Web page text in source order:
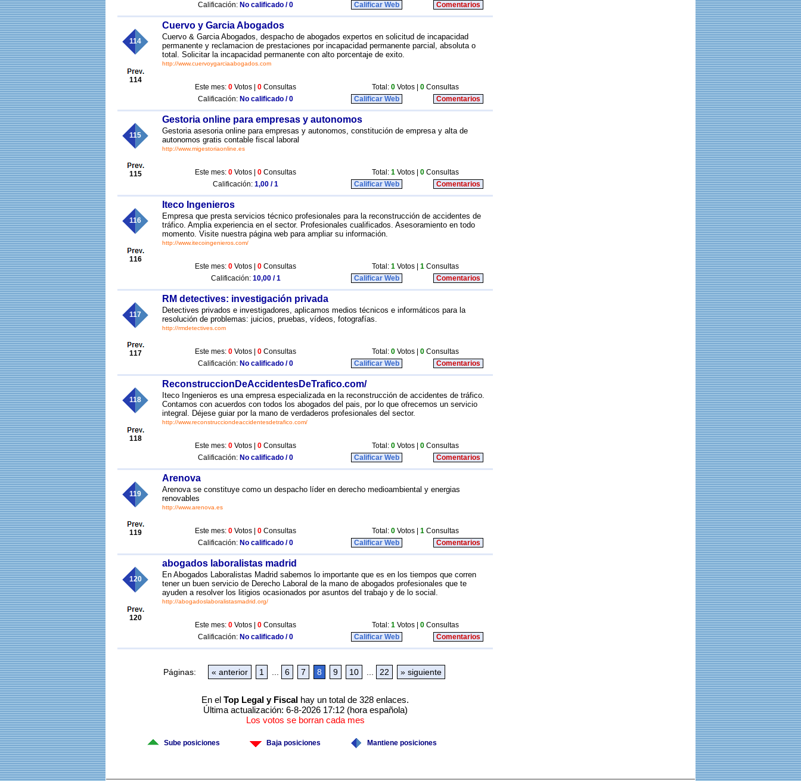
Calificación: No calificado / 0 Calificar Web Comentarios
114
114
Cuervo y Garcia Abogados
Cuervo & Garcia Abogados, despacho de abogados expertos en solicitud de incapacidad
permanente y reclamacion de prestaciones por incapacidad permanente parcial, absoluta o
total. Solicitar la incapacidad permanente con alto porcentaje de exito.
http://www.cuervoygarciaabogados.com
Este mes: 0 Votos | 0 Consultas Total: 0 Votos | 0 Consultas
Calificación: No calificado / 0 Calificar Web Comentarios
115
115
Gestoria online para empresas y autonomos
Gestoria asesoria online para empresas y autonomos, constitución de empresa y alta de
autonomos gratis contable fiscal laboral
http://www.migestoriaonline.es
Este mes: 0 Votos | 0 Consultas Total: 1 Votos | 0 Consultas
Calificación: 1,00 / 1 Calificar Web Comentarios
116
116
Iteco Ingenieros
Empresa que presta servicios técnico profesionales para la reconstrucción de accidentes de
tráfico. Amplia experiencia en el sector. Profesionales cualificados. Asesoramiento en todo
momento. Visite nuestra página web para ampliar su información.
http://www.itecoingenieros.com/
Este mes: 0 Votos | 0 Consultas Total: 1 Votos | 1 Consultas
Calificación: 10,00 / 1 Calificar Web Comentarios
117
117
RM detectives: investigación privada
Detectives privados e investigadores, aplicamos medios técnicos e informáticos para la
resolución de problemas: juicios, pruebas, vídeos, fotografías.
http://rmdetectives.com
Este mes: 0 Votos | 0 Consultas Total: 0 Votos | 0 Consultas
Calificación: No calificado / 0 Calificar Web Comentarios
118
118
ReconstruccionDeAccidentesDeTrafico.com/
Iteco Ingenieros es una empresa especializada en la reconstrucción de accidentes de tráfico.
Contamos con acuerdos con todos los abogados del pais, por lo que ofrecemos un servicio
integral. Déjese guiar por la mano de verdaderos profesionales del sector.
http://www.reconstrucciondeaccidentesdetrafico.com/
Este mes: 0 Votos | 0 Consultas Total: 0 Votos | 0 Consultas
Calificación: No calificado / 0 Calificar Web Comentarios
119
119
Arenova
Arenova se constituye como un despacho líder en derecho medioambiental y energias
renovables
http://www.arenova.es
Este mes: 0 Votos | 0 Consultas Total: 0 Votos | 1 Consultas
Calificación: No calificado / 0 Calificar Web Comentarios
120
120
abogados laboralistas madrid
En Abogados Laboralistas Madrid sabemos lo importante que es en los tiempos que corren
tener un buen servicio de Derecho Laboral de la mano de abogados profesionales que te
ayuden a resolver los litigios ocasionados por asuntos del trabajo y de lo social.
http://abogadoslaboralistasmadrid.org/
Este mes: 0 Votos | 0 Consultas Total: 1 Votos | 0 Consultas
Calificación: No calificado / 0 Calificar Web Comentarios
Páginas: « anterior 1 6 7 8 9 10 22 » siguiente
En el Top Legal y Fiscal hay un total de 328 enlaces.
Última actualización: 6-8-2026 17:12 (hora española)
Los votos se borran cada mes
Sube posiciones Baja posiciones Mantiene posiciones